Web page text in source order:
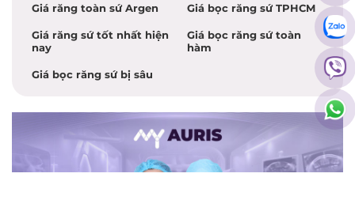
Giá răng toàn sứ Argen Giá bọc răng sứ TPHCM
Giá răng sứ tốt nhất hiện
nay
Giá bọc răng sứ toàn
hàm
Giá bọc răng sứ bị sâu